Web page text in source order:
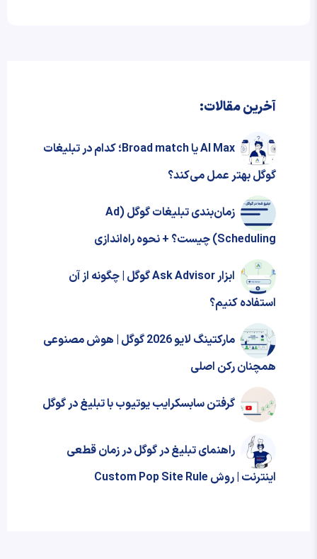
آخرین مقالات:
AI Max یا Broad match؛ کدام در تبلیغات
گوگل بهتر عمل می‌کند؟
زمان‌بندی تبلیغات گوگل (Ad
Scheduling) چیست؟ + نحوه‌ راه‌اندازی
ابزار Ask Advisor گوگل | چگونه از آن
استفاده کنیم؟
مارکتینگ لایو 2026 گوگل | هوش مصنوعی
همچنان رکن اصلی
گرفتن سابسکرایب یوتیوب با تبلیغ در گوگل
راهنمای تبلیغ در گوگل در زمان قطعی
اینترنت | روش Custom Pop Site Rule